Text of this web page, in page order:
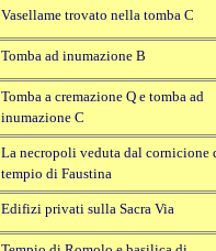
Vasellame trovato nella tomba C
Tomba ad inumazione B
Tomba a cremazione Q e tomba ad
inumazione C
La necropoli veduta dal cornicione
tempio di Faustina
Edifizi privati sulla Sacra Via